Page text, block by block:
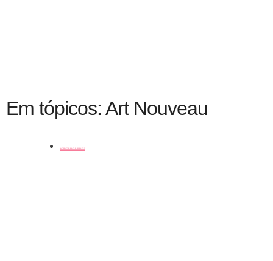
Em tópicos: Art Nouveau
coluna